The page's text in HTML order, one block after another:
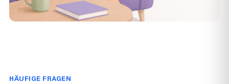
HÄUFIGE FRAGEN